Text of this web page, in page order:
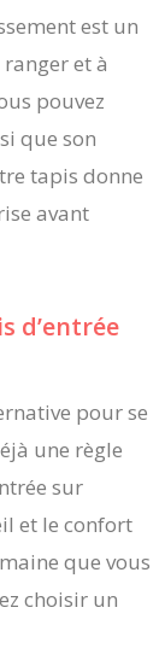
est un
et à
pouvez
que son
tapis donne
avant
d’entrée
pour se
une règle
sur
et le confort
que vous
choisir un